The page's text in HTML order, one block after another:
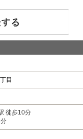
目
徒歩10分